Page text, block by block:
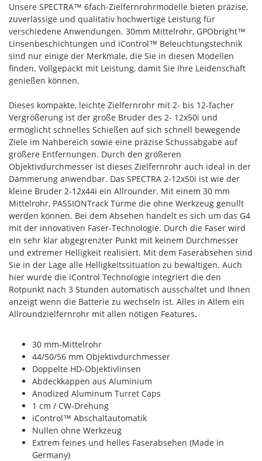
Unsere SPECTRA™ 6fach-Zielfernrohrmodelle bieten präzise,
zuverlässige und qualitativ hochwertige Leistung für
verschiedene Anwendungen. 30mm Mittelrohr, GPObright™
Linsenbeschichtungen und iControl™ Beleuchtungstechnik
sind nur einige der Merkmale, die Sie in diesen Modellen
finden. Vollgepackt mit Leistung, damit Sie Ihre Leidenschaft
genießen können.
Dieses kompakte, leichte Zielfernrohr mit 2- bis 12-facher
Vergrößerung ist der große Bruder des 2- 12x50i und
ermöglicht schnelles Schießen auf sich schnell bewegende
Ziele im Nahbereich sowie eine präzise Schussabgabe auf
größere Entfernungen. Durch den größeren
Objektivdurchmesser ist dieses Zielfernrohr auch ideal in der
Dämmerung anwendbar. Das SPECTRA 2-12x50i ist wie der
kleine Bruder 2-12x44i ein Allrounder. Mit einem 30 mm
Mittelrohr, PASSIONTrack Türme die ohne Werkzeug genullt
werden können. Bei dem Absehen handelt es sich um das G4
mit der innovativen Faser-Technologie. Durch die Faser wird
ein sehr klar abgegrenzter Punkt mit keinem Durchmesser
und extremer Helligkeit realisiert. Mit dem Faserabsehen sind
Sie in der Lage alle Helligkeitssituation zu bewältigen. Auch
hier wurde die iControl Technologie integriert die den
Rotpunkt nach 3 Stunden automatisch ausschaltet und Ihnen
anzeigt wenn die Batterie zu wechseln ist. Alles in Allem ein
Allroundzielfernrohr mit allen nötigen Features.
30 mm-Mittelrohr
44/50/56 mm Objektivdurchmesser
Doppelte HD-Objektivlinsen
Abdeckkappen aus Aluminium
Anodized Aluminum Turret Caps
1 cm / CW-Drehung
iControl™ Abschaltautomatik
Nullen ohne Werkzeug
Extrem feines und helles Faserabsehen (Made in
Germany)